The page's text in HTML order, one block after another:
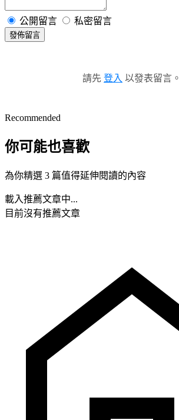
公開留言 私密留言
發佈留言
請先 登入 以發表留言。
Recommended
你可能也喜歡
為你精選 3 篇值得延伸閱讀的內容
載入推薦文章中...
目前沒有推薦文章